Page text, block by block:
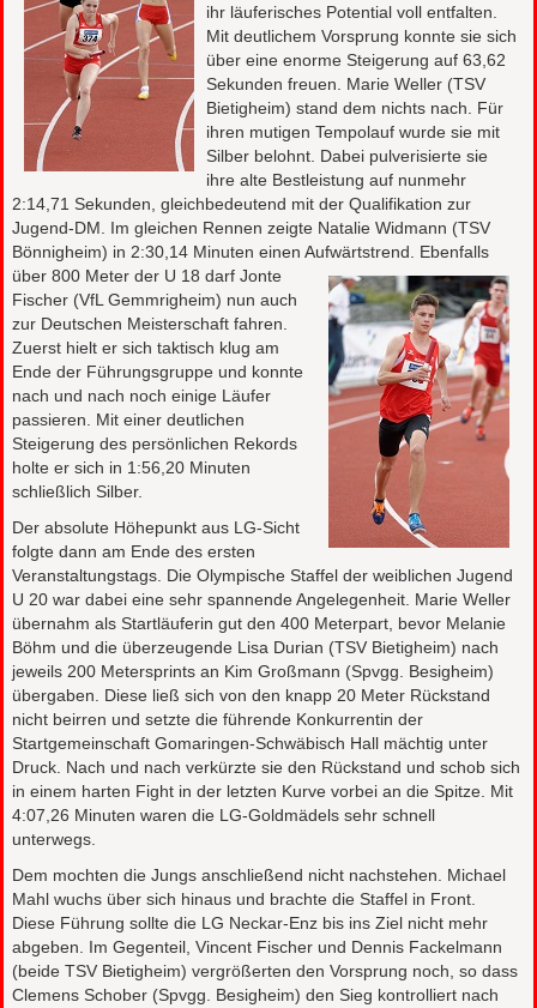
ihr läuferisches Potential voll entfalten.
Mit deutlichem Vorsprung konnte sie sich
über eine enorme Steigerung auf 63,62
Sekunden freuen. Marie Weller (TSV
Bietigheim) stand dem nichts nach. Für
ihren mutigen Tempolauf wurde sie mit
Silber belohnt. Dabei pulverisierte sie
ihre alte Bestleistung auf nunmehr
2:14,71 Sekunden, gleichbedeutend mit der Qualifikation zur
Jugend-DM. Im gleichen Rennen zeigte Natalie Widmann (TSV
Bönnigheim) in 2:30,14 Minuten einen Aufwärtstrend. Ebenfalls
über 800 Meter der U 18 darf Jonte
Fischer (VfL Gemmrigheim) nun auch
zur Deutschen Meisterschaft fahren.
Zuerst hielt er sich taktisch klug am
Ende der Führungsgruppe und konnte
nach und nach noch einige Läufer
passieren. Mit einer deutlichen
Steigerung des persönlichen Rekords
holte er sich in 1:56,20 Minuten
schließlich Silber.
Der absolute Höhepunkt aus LG-Sicht
folgte dann am Ende des ersten
Veranstaltungstags. Die Olympische Staffel der weiblichen Jugend
U 20 war dabei eine sehr spannende Angelegenheit. Marie Weller
übernahm als Startläuferin gut den 400 Meterpart, bevor Melanie
Böhm und die überzeugende Lisa Durian (TSV Bietigheim) nach
jeweils 200 Metersprints an Kim Großmann (Spvgg. Besigheim)
übergaben. Diese ließ sich von den knapp 20 Meter Rückstand
nicht beirren und setzte die führende Konkurrentin der
Startgemeinschaft Gomaringen-Schwäbisch Hall mächtig unter
Druck. Nach und nach verkürzte sie den Rückstand und schob sich
in einem harten Fight in der letzten Kurve vorbei an die Spitze. Mit
4:07,26 Minuten waren die LG-Goldmädels sehr schnell
unterwegs.
Dem mochten die Jungs anschließend nicht nachstehen. Michael
Mahl wuchs über sich hinaus und brachte die Staffel in Front.
Diese Führung sollte die LG Neckar-Enz bis ins Ziel nicht mehr
abgeben. Im Gegenteil, Vincent Fischer und Dennis Fackelmann
(beide TSV Bietigheim) vergrößerten den Vorsprung noch, so dass
Clemens Schober (Spvgg. Besigheim) den Sieg kontrolliert nach